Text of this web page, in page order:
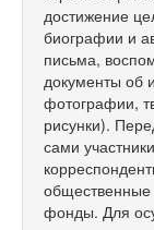
достижение
биографии и
письма,
документы об
фотографии,
рисунки).
сами
общественные
фонды. Для